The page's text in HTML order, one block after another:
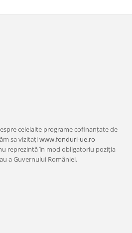
celelalte programe cofinanțate de
sa vizitațiwww.fonduri-ue.ro
reprezintă în mod obligatoriu poziția
a Guvernului României.